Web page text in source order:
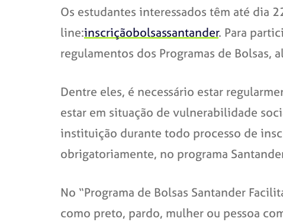
Os estudantes interessados têm até dia
line:inscriçãobolsassantander. Para
regulamentos dos Programas de Bolsas,
Dentre eles, é necessário estar
estar em situação de vulnerabilidade
instituição durante todo processo de
obrigatoriamente, no programa
No “Programa de Bolsas Santander
como preto, pardo, mulher ou pessoa